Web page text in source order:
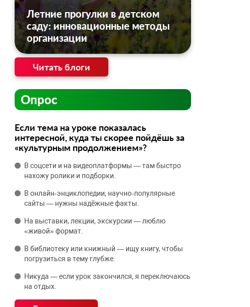
Летние прогулки в детском
саду: инновационные методы
организации
Читать блоги
Опрос
Если тема на уроке показалась
интересной, куда ты скорее пойдёшь за
«культурным продолжением»?
В соцсети и на видеоплатформы — там быстро
нахожу ролики и подборки.
В онлайн‑энциклопедии, научно‑популярные
сайты — нужны надёжные факты.
На выставки, лекции, экскурсии — люблю
«живой» формат.
В библиотеку или книжный — ищу книгу, чтобы
погрузиться в тему глубже.
Никуда — если урок закончился, я переключаюсь
на отдых.